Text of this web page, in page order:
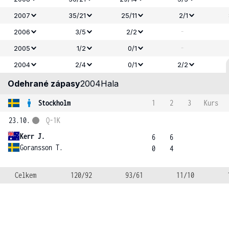
2007
35/21 25/11 2/1
2006
3/5 2/2 -
2005 1/2 0/1 -
2004 2/4 0/1 2/2
Odehrané zápasy2004Hala
Stockholm 1 2 3
Kurs
23.10.
Kerr J.
Goransson T.
Q-1K
6
0
6
4
Celkem 120/92 93/61 11/10